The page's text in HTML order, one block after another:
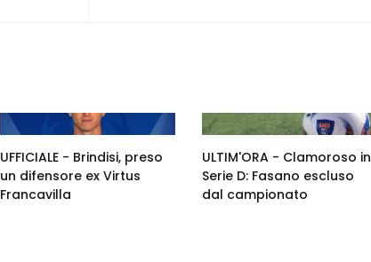
UFFICIALE - Brindisi, preso
un difensore ex Virtus
Francavilla
ULTIM'ORA - Clamoroso in
Serie D: Fasano escluso
dal campionato